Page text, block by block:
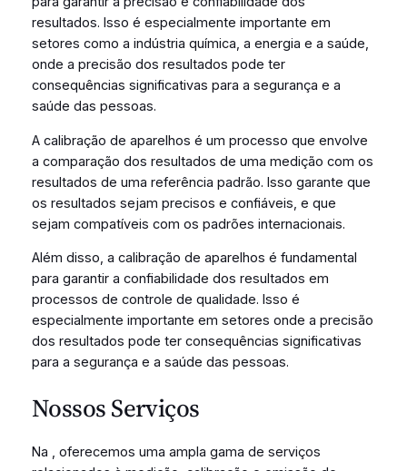
resultados. Isso é especialmente importante em
setores como a indústria química, a energia e a saúde,
onde a precisão dos resultados pode ter
consequências significativas para a segurança e a
saúde das pessoas.
A calibração de aparelhos é um processo que envolve
a comparação dos resultados de uma medição com os
resultados de uma referência padrão. Isso garante que
os resultados sejam precisos e confiáveis, e que
sejam compatíveis com os padrões internacionais.
Além disso, a calibração de aparelhos é fundamental
para garantir a confiabilidade dos resultados em
processos de controle de qualidade. Isso é
especialmente importante em setores onde a precisão
dos resultados pode ter consequências significativas
para a segurança e a saúde das pessoas.
Nossos Serviços
Na , oferecemos uma ampla gama de serviços